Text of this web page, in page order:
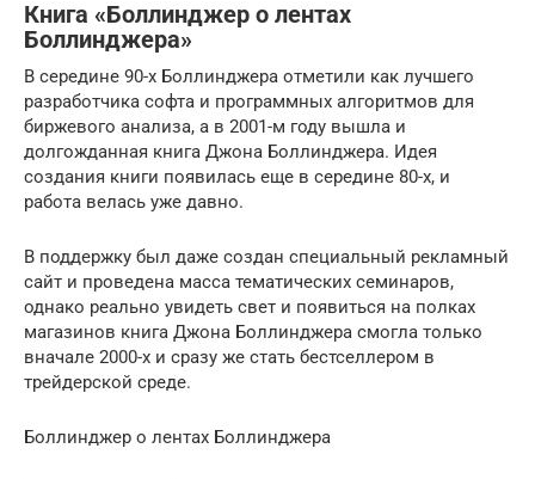
Книга «Боллинджер о лентах
Боллинджера»
В середине 90-х Боллинджера отметили как лучшего
разработчика софта и программных алгоритмов для
биржевого анализа, а в 2001-м году вышла и
долгожданная книга Джона Боллинджера. Идея
создания книги появилась еще в середине 80-х, и
работа велась уже давно.
В поддержку был даже создан специальный рекламный
сайт и проведена масса тематических семинаров,
однако реально увидеть свет и появиться на полках
магазинов книга Джона Боллинджера смогла только
вначале 2000-х и сразу же стать бестселлером в
трейдерской среде.
Боллинджер о лентах Боллинджера